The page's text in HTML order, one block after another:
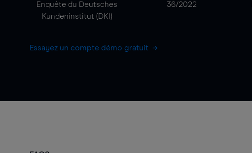
Enquête du Deutsches
Kundeninstitut (DKI)
36/2022
Essayez un compte démo gratuit